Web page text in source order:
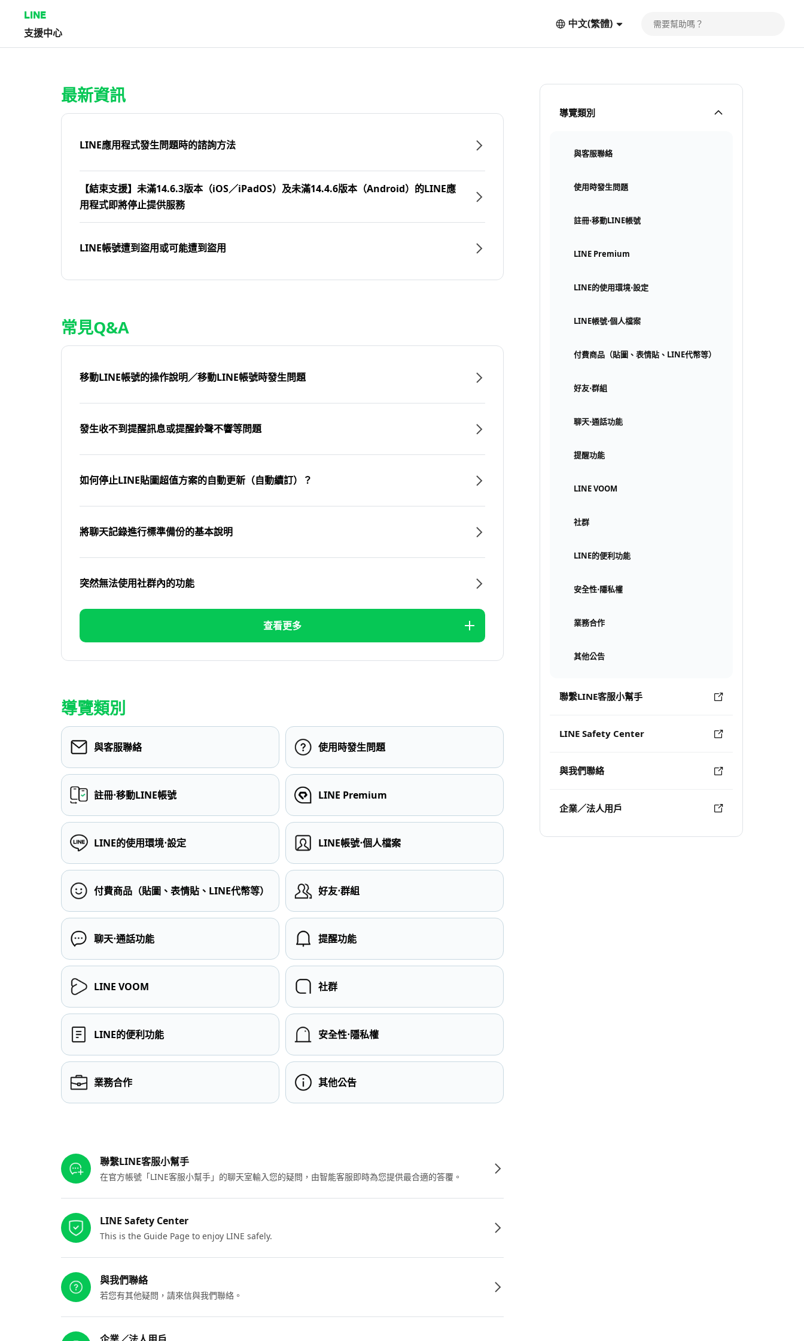
LINE
支援中心
中文(繁體)
導覽類別
與客服聯絡
使用時發生問題
註冊⋅移動LINE帳號
LINE Premium
LINE的使用環境⋅設定
LINE帳號⋅個人檔案
付費商品（貼圖、表情貼、LINE代幣等）
好友⋅群組
聊天⋅通話功能
提醒功能
LINE VOOM
社群
LINE的便利功能
安全性⋅隱私權
業務合作
其他公告
聯繫LINE客服小幫手
LINE Safety Center
與我們聯絡
企業／法人用戶
最新資訊
LINE應用程式發生問題時的諮詢方法
【結束支援】未滿14.6.3版本（iOS／iPadOS）及未滿14.4.6版本（Android）的LINE應
用程式即將停止提供服務
LINE帳號遭到盜用或可能遭到盜用
常見Q&A
移動LINE帳號的操作說明／移動LINE帳號時發生問題
發生收不到提醒訊息或提醒鈴聲不響等問題
如何停止LINE貼圖超值方案的自動更新（自動續訂）？
將聊天記錄進行標準備份的基本說明
突然無法使用社群內的功能
查看更多
導覽類別
與客服聯絡 使用時發生問題
註冊⋅移動LINE帳號 LINE Premium
LINE的使用環境⋅設定 LINE帳號⋅個人檔案
付費商品（貼圖、表情貼、LINE代幣等） 好友⋅群組
聊天⋅通話功能 提醒功能
LINE VOOM 社群
LINE的便利功能 安全性⋅隱私權
業務合作 其他公告
聯繫LINE客服小幫手
在官方帳號「LINE客服小幫手」的聊天室輸入您的疑問，由智能客服即時為您提供最合適的答覆。
LINE Safety Center
This is the Guide Page to enjoy LINE safely.
與我們聯絡
若您有其他疑問，請來信與我們聯絡。